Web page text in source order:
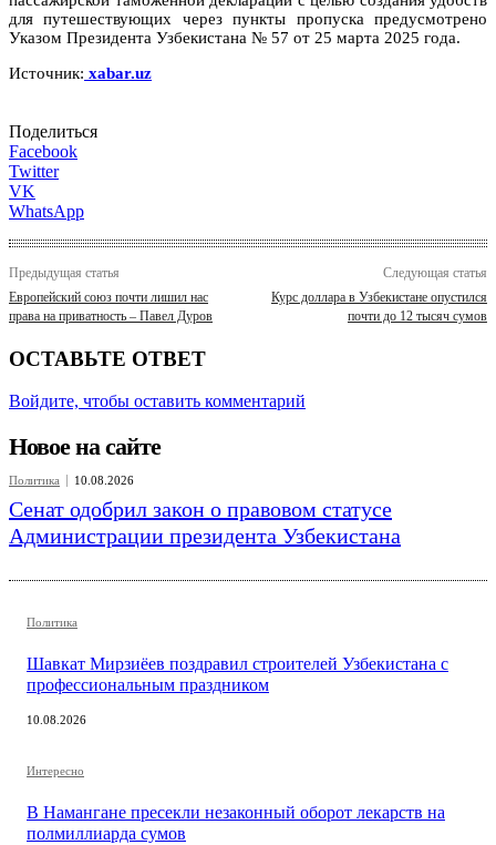
для путешествующих через пункты пропуска предусмотрено
Указом Президента Узбекистана № 57 от 25 марта 2025 года.
Источник: xabar.uz
Поделиться
Facebook
Twitter
VK
WhatsApp
Предыдущая статья
Европейский союз почти лишил нас
права на приватность – Павел Дуров
Следующая статья
Курс доллара в Узбекистане опустился
почти до 12 тысяч сумов
ОСТАВЬТЕ ОТВЕТ
Войдите, чтобы оставить комментарий
Новое на сайте
Политика 10.08.2026
Сенат одобрил закон о правовом статусе
Администрации президента Узбекистана
Политика
Шавкат Мирзиёев поздравил строителей Узбекистана с
профессиональным праздником
10.08.2026
Интересно
В Намангане пресекли незаконный оборот лекарств на
полмиллиарда сумов